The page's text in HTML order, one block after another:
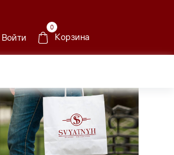
Войти
0
Корзина